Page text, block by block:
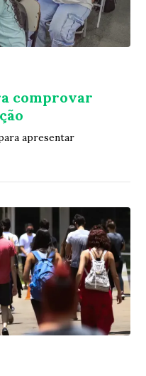
comprovar
apresentar